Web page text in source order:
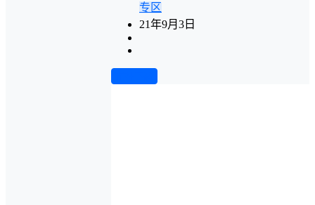
专区
21年9月3日